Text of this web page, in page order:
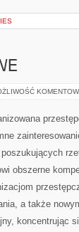
obszerne
a także
koncentrując